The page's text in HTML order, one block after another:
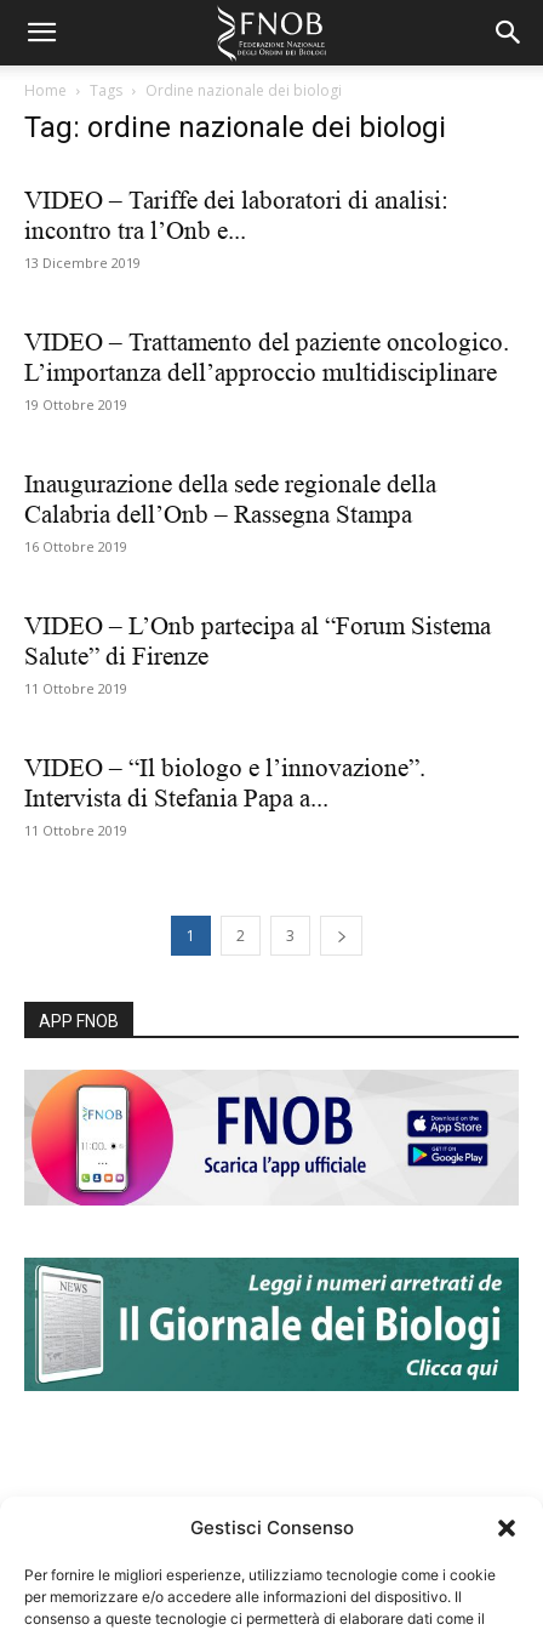
Gestisci Consenso
Per fornire le migliori esperienze, utilizziamo tecnologie come i cookie
per memorizzare e/o accedere alle informazioni del dispositivo. Il
consenso a queste tecnologie ci permetterà di elaborare dati come il
Home Tags Ordine nazionale dei biologi
Tag: ordine nazionale dei biologi
VIDEO – Tariffe dei laboratori di analisi:
incontro tra l’Onb e...
13 Dicembre 2019
VIDEO – Trattamento del paziente oncologico.
L’importanza dell’approccio multidisciplinare
19 Ottobre 2019
Inaugurazione della sede regionale della
Calabria dell’Onb – Rassegna Stampa
16 Ottobre 2019
VIDEO – L’Onb partecipa al “Forum Sistema
Salute” di Firenze
11 Ottobre 2019
VIDEO – “Il biologo e l’innovazione”.
Intervista di Stefania Papa a...
11 Ottobre 2019
1 2 3
APP FNOB
Federazione Nazionale Degli Ordini dei Biologi: